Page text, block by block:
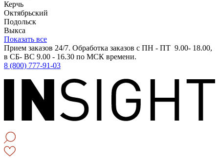
Керчь
Октябрьский
Подольск
Выкса
Показать все
Прием заказов 24/7. Обработка заказов с ПН - ПТ 9.00- 18.00,
в СБ- ВС 9.00 - 16.30 по МСК времени.
8 (800) 777-91-03